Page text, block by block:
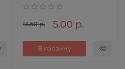
13.50 р. 5.00 р.
В корзину